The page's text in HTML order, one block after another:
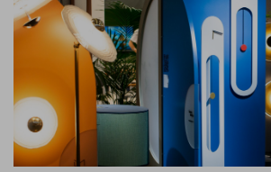
Budapest
Select
Hírek
Pályázatok
Sajtószoba